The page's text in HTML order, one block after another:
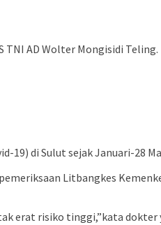
TNI AD Wolter Mongisidi Teling.
19) di Sulut sejak Januari-28
Litbangkes
erat risiko tinggi,”kata